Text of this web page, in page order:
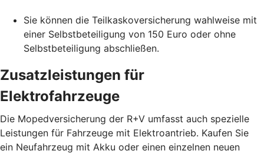
Sie können die Teilkaskoversicherung wahlweise mit
einer Selbstbeteiligung von 150 Euro oder ohne
Selbstbeteiligung abschließen.
Zusatzleistungen für
Elektrofahrzeuge
Die Mopedversicherung der R+V umfasst auch spezielle
Leistungen für Fahrzeuge mit Elektroantrieb. Kaufen Sie
ein Neufahrzeug mit Akku oder einen einzelnen neuen